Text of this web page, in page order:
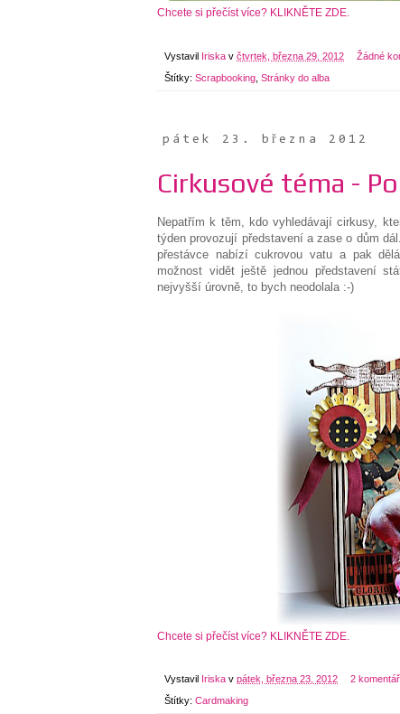
Chcete si přečíst více? KLIKNĚTE ZDE.
Vystavil Iriska v čtvrtek, března 29, 2012 Žádné
Štítky: Scrapbooking Stránky do alba
pátek 23. března 2012
Cirkusové téma -
Nepatřím k těm, kdo vyhledávají cirkusy,
týden provozují představení a zase o dům
přestávce nabízí cukrovou vatu a pak
možnost vidět ještě jednou představení
nejvyšší úrovně, to bych neodolala :-)
Chcete si přečíst více? KLIKNĚTE ZDE.
Vystavil Iriska v pátek, března 23, 2012 2
Štítky: Cardmaking